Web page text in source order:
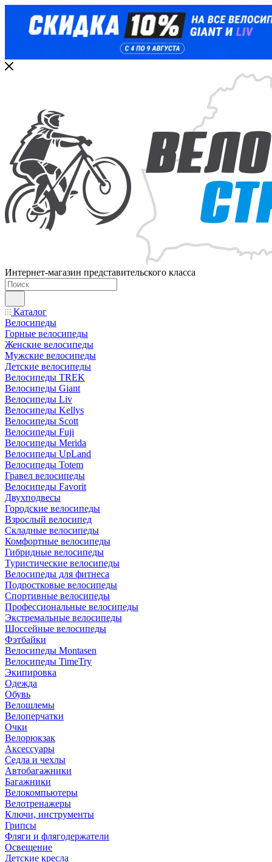
Интернет-магазин представительского класса
Каталог
Велосипеды
Горные велосипеды
Женские велосипеды
Мужские велосипеды
Детские велосипеды
Велосипеды TREK
Велосипеды Giant
Велосипеды Liv
Велосипеды Kellys
Велосипеды Scott
Велосипеды Fuji
Велосипеды Merida
Велосипеды UpLand
Велосипеды Totem
Гравел велосипеды
Велосипеды Favorit
Двухподвесы
Городские велосипеды
Взрослый велосипед
Складные велосипеды
Комфортные велосипеды
Гибридные велосипеды
Туристические велосипеды
Велосипеды для фитнеса
Подростковые велосипеды
Спортивные велосипеды
Профессиональные велосипеды
Экстремальные велосипеды
Шоссейные велосипеды
Фэтбайки
Велосипеды Montasen
Велосипеды TimeTry
Экипировка
Одежда
Обувь
Велошлемы
Велоперчатки
Очки
Велорюкзак
Аксессуары
Седла и чехлы
Автобагажники
Багажники
Велокомпьютеры
Велотренажеры
Ключи, инструменты
Грипсы
Фляги и флягодержатели
Освещение
Детские кресла